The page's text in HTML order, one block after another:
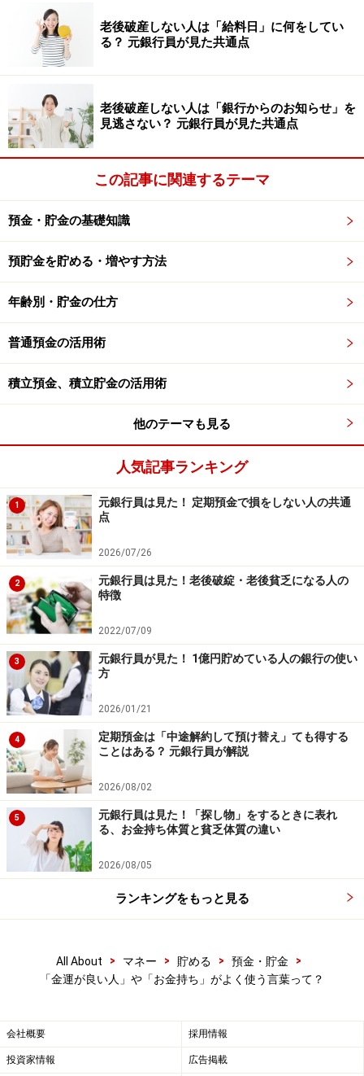
「良い投資先ってどこか知っている？」など、実際に起
きている現実的な話や前向きな話題が中心です。また、
「今後、○○のビジネスを考えているんだ」など、具体的
かつ自分の力で実現可能な構想についての会話をするこ
とも特徴的です。
金運アップを目指すなら、運を味方につけることが大切
意識してポジティブな言葉を使う、空想の話ではなく具
てもOK）ようにしましょう。
特に、「お金があったら、宝くじに当たったら○○した
い」という言葉は、お金がないと宣言しているようなも
の。
【関連記事をチェック！】
「不思議とお金が寄ってくる人」ってどんな人？
強運になるためにはどうする？3つのヒント
※記事内容は執筆時点のものです。最新の内容をご確認くださ
い。
本記事の内容は一般的な情報提供を目的としており、特定の金融
商品や投資行動を推奨するものではありません。
投資や資産運用に関する最終的なご判断はご自身の責任において
行ってください。
掲載情報の正確性・完全性については十分に配慮しております
が、その内容を保証するものではなく、これに基づく損失・損害
などについて当社は一切の責任を負いません。
最新の情報や詳細については、必ず各金融機関やサービス提供者
の公式情報をご確認ください。
【編集部からのお知らせ】
・「家計」について、アンケート（2026/8/31まで）
中です！
※抽選で20名にAmazonギフト券1000円分プレゼント
※謝礼付きの限定アンケートやモニター企画に参加が可能に
なります
老後破産しない人は「給料日」に何をしてい
る？ 元銀行員が見た共通点
老後破産しない人は「銀行からのお知らせ」を
見逃さない？ 元銀行員が見た共通点
この記事に関連するテーマ
預金・貯金の基礎知識
預貯金を貯める・増やす方法
年齢別・貯金の仕方
普通預金の活用術
積立預金、積立貯金の活用術
他のテーマも見る
人気記事ランキング
1
元銀行員は見た！ 定期預金で損をしない人の共通
点
2026/07/26
2
元銀行員は見た！老後破綻・老後貧乏になる人の
特徴
2022/07/09
3
元銀行員が見た！ 1億円貯めている人の銀行の使い
方
2026/01/21
4
定期預金は「中途解約して預け替え」ても得する
ことはある？ 元銀行員が解説
2026/08/02
5
元銀行員は見た！「探し物」をするときに表れ
る、お金持ち体質と貧乏体質の違い
2026/08/05
ランキングをもっと見る
All About > マネー > 貯める > 預金・貯金
>
「金運が良い人」や「お金持ち」がよく使う言葉って？
会社概要 採用情報
投資家情報 広告掲載